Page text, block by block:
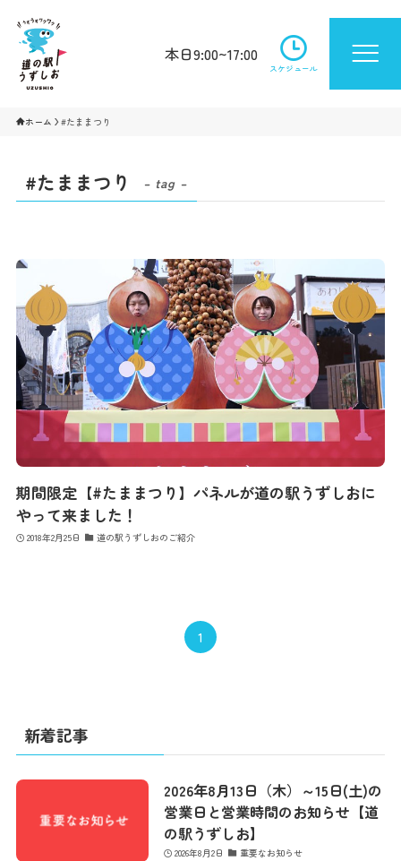
本日9:00~17:00
スケジュール
ホーム #たままつり
#たままつり – tag –
期間限定【#たままつり】パネルが道の駅うずしおに
やって来ました！
2018年2月25日 道の駅うずしおのご紹介
1
新着記事
2026年8月13日（木）～15日(土)の
営業日と営業時間のお知らせ【道
の駅うずしお】
2026年8月2日 重要なお知らせ